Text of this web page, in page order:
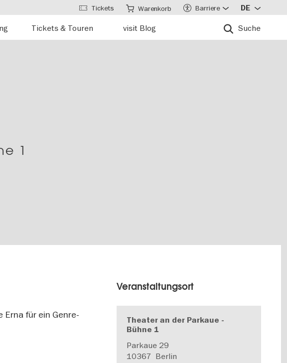
Tickets & Touren visit Blog Suche
Tickets Warenkorb Barriere DE
1
Erna für ein Genre-
Veranstaltungsort
Theater an der Parkaue -
Bühne 1
Parkaue 29
10367 Berlin